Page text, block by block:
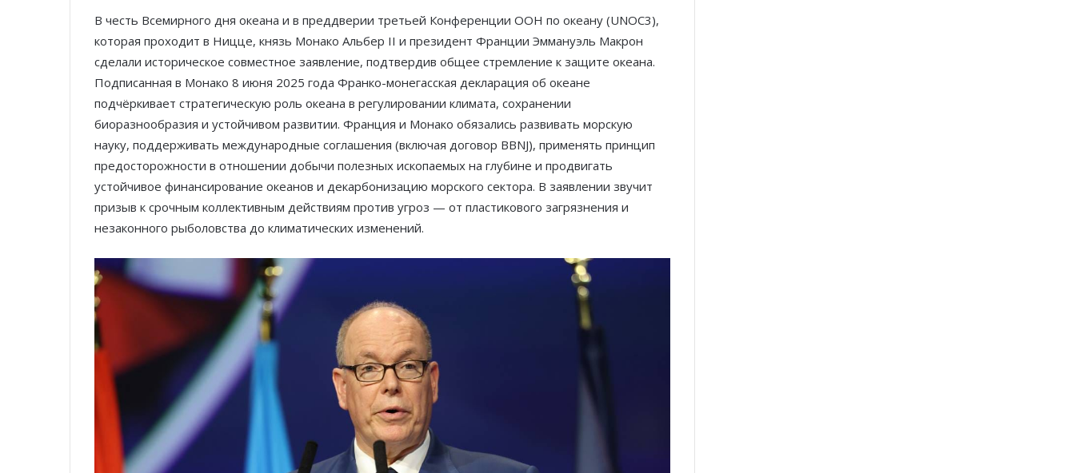
В честь Всемирного дня океана и в преддверии третьей Конференции ООН по океану (UNOC3),
которая проходит в Ницце, князь Монако Альбер II и президент Франции Эммануэль Макрон
сделали историческое совместное заявление, подтвердив общее стремление к защите океана.
Подписанная в Монако 8 июня 2025 года Франко-монегасская декларация об океане
подчёркивает стратегическую роль океана в регулировании климата, сохранении
биоразнообразия и устойчивом развитии. Франция и Монако обязались развивать морскую
науку, поддерживать международные соглашения (включая договор BBNJ), применять принцип
предосторожности в отношении добычи полезных ископаемых на глубине и продвигать
устойчивое финансирование океанов и декарбонизацию морского сектора. В заявлении звучит
призыв к срочным коллективным действиям против угроз — от пластикового загрязнения и
незаконного рыболовства до климатических изменений.